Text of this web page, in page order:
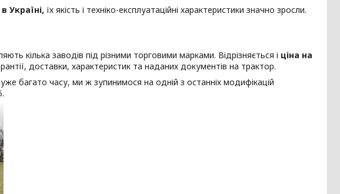
Україні, їх якість і техніко-експлуатаційні характеристики значно зросли.
кілька заводів під різними торговими марками. Відрізняється і ціна на
доставки, характеристик та наданих документів на трактор.
багато часу, ми ж зупинимося на одній з останніх модифікацій